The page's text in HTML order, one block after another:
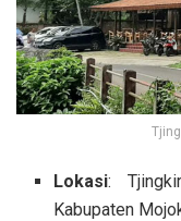
Lokasi:
Kabupaten